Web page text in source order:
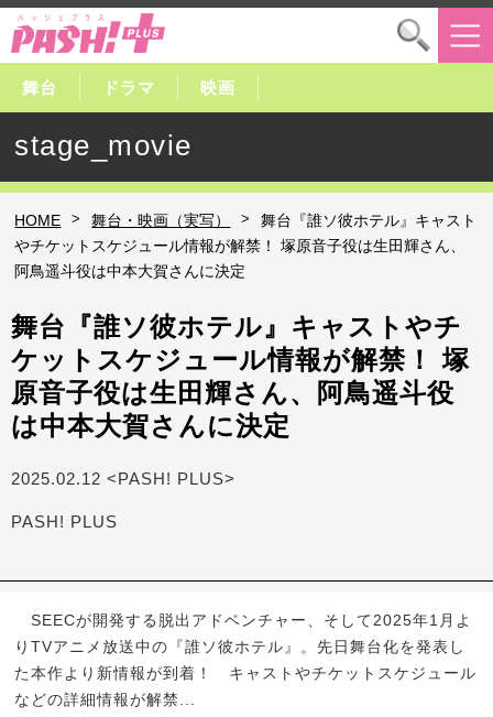
舞台 ドラマ 映画
stage_movie
HOME > 舞台・映画（実写） >
舞台『誰ソ彼ホテル』キャスト
やチケットスケジュール情報が解禁！ 塚原音子役は生田輝さん、
阿鳥遥斗役は中本大賀さんに決定
舞台『誰ソ彼ホテル』キャストやチ
ケットスケジュール情報が解禁！ 塚
原音子役は生田輝さん、阿鳥遥斗役
は中本大賀さんに決定
2025.02.12 <PASH! PLUS>
PASH! PLUS
SEECが開発する脱出アドベンチャー、そして2025年1月よ
りTVアニメ放送中の『誰ソ彼ホテル』。先日舞台化を発表し
た本作より新情報が到着！ キャストやチケットスケジュール
などの詳細情報が解禁...